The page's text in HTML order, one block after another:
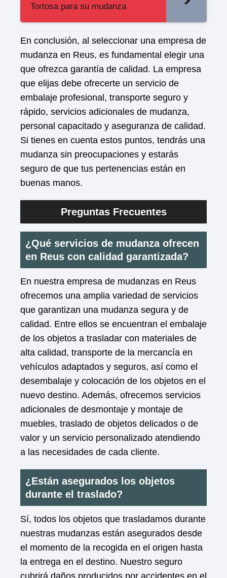
Tortosa para su mudanza
En conclusión, al seleccionar una empresa de
mudanza en Reus, es fundamental elegir una
que ofrezca garantía de calidad. La empresa
que elijas debe ofrecerte un servicio de
embalaje profesional, transporte seguro y
rápido, servicios adicionales de mudanza,
personal capacitado y aseguranza de calidad.
Si tienes en cuenta estos puntos, tendrás una
mudanza sin preocupaciones y estarás
seguro de que tus pertenencias están en
buenas manos.
Preguntas Frecuentes
¿Qué servicios de mudanza ofrecen
en Reus con calidad garantizada?
En nuestra empresa de mudanzas en Reus
ofrecemos una amplia variedad de servicios
que garantizan una mudanza segura y de
calidad. Entre ellos se encuentran el embalaje
de los objetos a trasladar con materiales de
alta calidad, transporte de la mercancía en
vehículos adaptados y seguros, así como el
desembalaje y colocación de los objetos en el
nuevo destino. Además, ofrecemos servicios
adicionales de desmontaje y montaje de
muebles, traslado de objetos delicados o de
valor y un servicio personalizado atendiendo
a las necesidades de cada cliente.
¿Están asegurados los objetos
durante el traslado?
Sí, todos los objetos que trasladamos durante
nuestras mudanzas están asegurados desde
el momento de la recogida en el origen hasta
la entrega en el destino. Nuestro seguro
cubrirá daños producidos por accidentes en el